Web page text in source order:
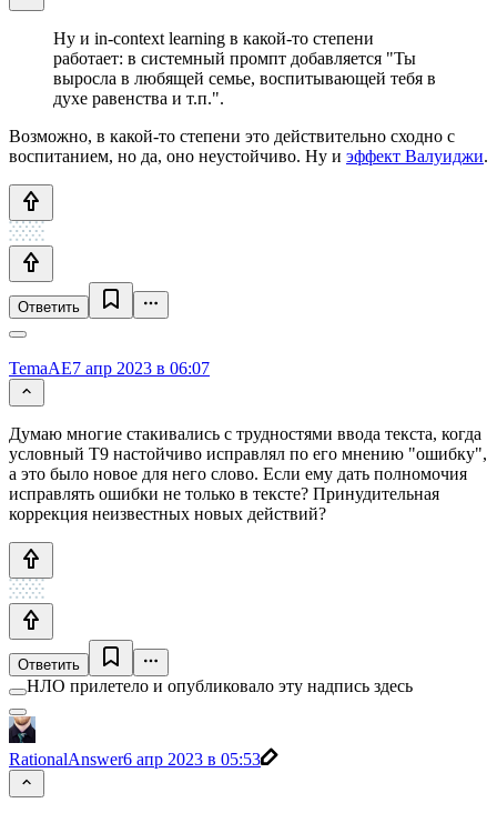
Ну и in-context learning в какой-то степени
работает: в системный промпт добавляется "Ты
выросла в любящей семье, воспитывающей тебя в
духе равенства и т.п.".
Возможно, в какой-то степени это действительно сходно с
воспитанием, но да, оно неустойчиво. Ну и эффект Валуиджи.
Ответить
TemaAE7 апр 2023 в 06:07
Думаю многие стакивались с трудностями ввода текста, когда
условный Т9 настойчиво исправлял по его мнению "ошибку",
а это было новое для него слово. Если ему дать полномочия
исправлять ошибки не только в тексте? Принудительная
коррекция неизвестных новых действий?
Ответить
НЛО прилетело и опубликовало эту надпись здесь
RationalAnswer6 апр 2023 в 05:53